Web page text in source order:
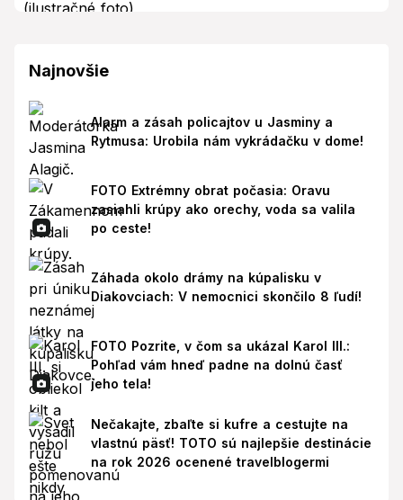
Najnovšie
Alarm a zásah policajtov u Jasminy a
Rytmusa: Urobila nám vykrádačku v dome!
FOTO Extrémny obrat počasia: Oravu
zasiahli krúpy ako orechy, voda sa valila
po ceste!
Záhada okolo drámy na kúpalisku v
Diakovciach: V nemocnici skončilo 8 ľudí!
FOTO Pozrite, v čom sa ukázal Karol III.:
Pohľad vám hneď padne na dolnú časť
jeho tela!
Nečakajte, zbaľte si kufre a cestujte na
vlastnú päsť! TOTO sú najlepšie destinácie
na rok 2026 ocenené travelblogermi